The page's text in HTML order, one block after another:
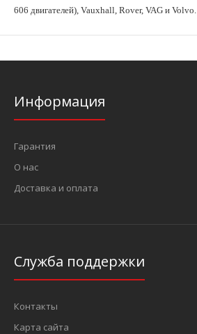
606 двигателей), Vauxhall, Rover, VAG и Volvo.
Информация
Гарантия
О нас
Доставка и оплата
Служба поддержки
Контакты
Карта сайта